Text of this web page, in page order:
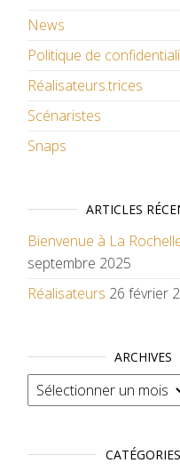
News
Politique de
Réalisateurs.trices
Scénaristes
Snaps
ARTICLES
Bienvenue à La
septembre 2025
Réalisateurs 26 février
ARCHIVES
Archives
CATÉGORIES